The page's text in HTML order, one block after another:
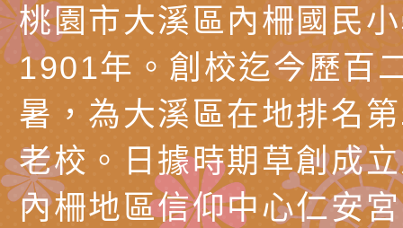
代愛在陪伴」、「親
時光」海報
礙者中小學生環保繪
訊
辦理115年原住民家
『原原』不絕－親子
會」
桃園市大溪區田心國
理「桃園市115年度
職員及家長特教知能
轉知中華民國全國家
會（以下簡稱全家協
115年國民小學學生
明會」
轉知台中市身心障礙
協會辦理「臺中市第
之光身心障礙繪畫徵
檢送國立臺南大學辦
視覺障礙學生儀表及
「區域職業試探與體
桃園市大溪區內柵國民
1901年。創校迄今歷百
暑，為大溪區在地排名
老校。日據時期草創成
內柵地區信仰中心仁安